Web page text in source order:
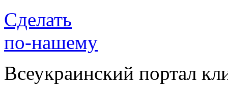
Сделать
по-нашему
Всеукраинский портал